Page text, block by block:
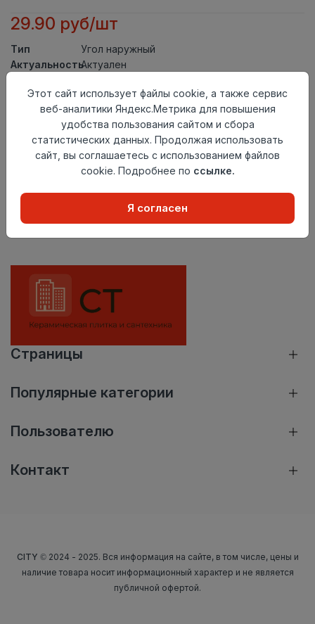
29.90 руб/шт
Тип
Угол наружный
АктуальностьАктуален
Осталось207 шт
Добавить в корзину
Внимание! Внешний вид товара может отличаться от
представленного на настоящем сайте. Проверяйте
в момент приобретения товара.
Страницы
Популярные категории
Пользователю
Контакт
CITY © 2024 - 2025. Вся информация на сайте, в том числе, цены и
наличие товара носит информационный характер и не является
публичной офертой.
Этот сайт использует файлы cookie, а также сервис
веб-аналитики Яндекс.Метрика для повышения
удобства пользования сайтом и сбора
статистических данных. Продолжая использовать
сайт, вы соглашаетесь с использованием файлов
cookie. Подробнее по ссылке.
Я согласен